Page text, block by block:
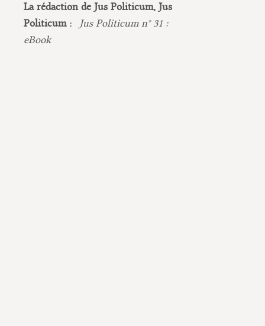
La rédaction de Jus Politicum, Jus
Politicum :
Jus Politicum n° 31 :
eBook